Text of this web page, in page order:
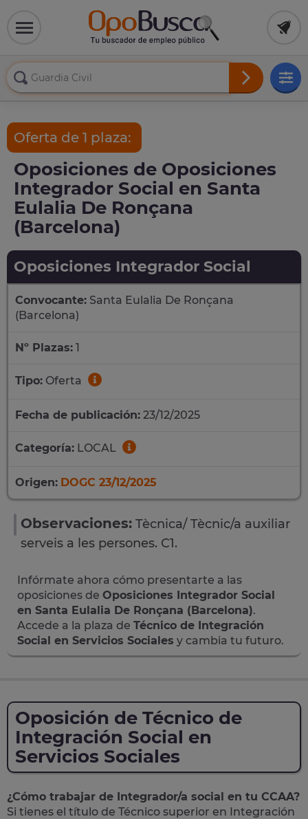
Oferta de 1 plaza:
Oposiciones de Oposiciones
Integrador Social en Santa
Eulalia De Ronçana
(Barcelona)
Oposiciones Integrador Social
Convocante: Santa Eulalia De Ronçana
(Barcelona)
Nº Plazas: 1
Tipo: Oferta
Fecha de publicación: 23/12/2025
Categoría: LOCAL
Origen: DOGC 23/12/2025
Observaciones: Tècnica/ Tècnic/a auxiliar
serveis a les persones. C1.
Infórmate ahora cómo presentarte a las
oposiciones de Oposiciones Integrador Social
en Santa Eulalia De Ronçana (Barcelona).
Accede a la plaza de Técnico de Integración
Social en Servicios Sociales y cambia tu futuro.
Oposición de Técnico de
Integración Social en
Servicios Sociales
¿Cómo trabajar de Integrador/a social en tu CCAA?
Si tienes el título de Técnico superior en Integración